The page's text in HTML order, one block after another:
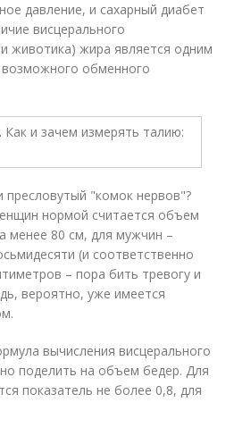
давление, и сахарный диабет
висцерального
животика) жира является одним
возможного обменного
пресловутый "комок нервов"?
нормой считается объем
менее 80 см, для мужчин –
(и соответственно
– пора бить тревогу и
вероятно, уже имеется
вычисления висцерального
поделить на объем бедер. Для
показатель не более 0,8, для